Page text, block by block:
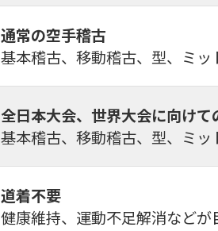
通常の空手稽古
基本稽古、移動稽古、型、ミッ
全日本大会、世界大会に向けて
基本稽古、移動稽古、型、ミッ
道着不要
健康維持、運動不足解消などが